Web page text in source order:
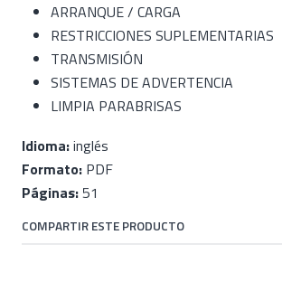
ARRANQUE / CARGA
RESTRICCIONES SUPLEMENTARIAS
TRANSMISIÓN
SISTEMAS DE ADVERTENCIA
LIMPIA PARABRISAS
Idioma:inglés
Formato: PDF
Páginas:51
COMPARTIR ESTE PRODUCTO